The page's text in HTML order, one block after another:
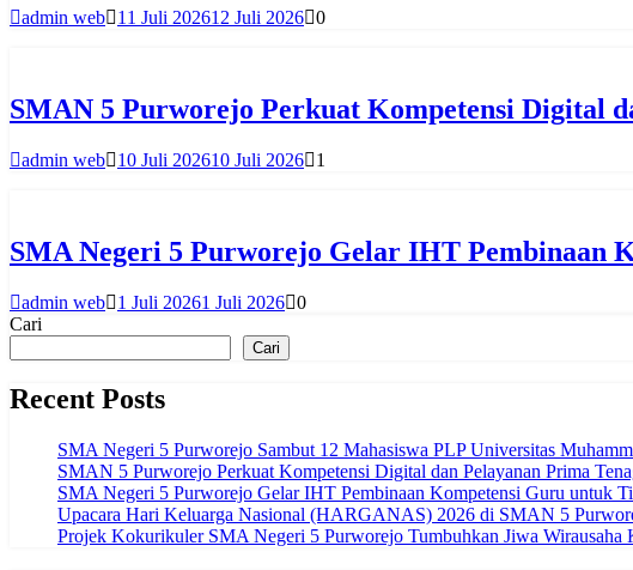
admin web 11 Juli 202612 Juli 2026 0
SMAN 5 Purworejo Perkuat Kompetensi Digital
admin web 10 Juli 202610 Juli 2026 1
SMA Negeri 5 Purworejo Gelar IHT Pembinaan
admin web 1 Juli 20261 Juli 2026 0
Cari
Cari
Recent Posts
SMA Negeri 5 Purworejo Sambut 12 Mahasiswa PLP Universitas
SMAN 5 Purworejo Perkuat Kompetensi Digital dan Pelayanan Prima
SMA Negeri 5 Purworejo Gelar IHT Pembinaan Kompetensi Guru untuk
Upacara Hari Keluarga Nasional (HARGANAS) 2026 di SMAN 5
Projek Kokurikuler SMA Negeri 5 Purworejo Tumbuhkan Jiwa Wirausaha